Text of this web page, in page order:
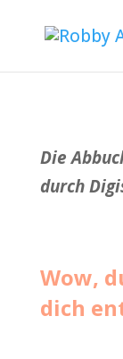
Die
durch
Wow,
dich